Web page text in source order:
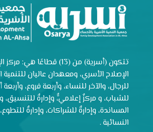
تتكون (أسرية) من (13) قطاعًا
الإصلاح الأسري، ومعهدان عاليان للتنمية
للرجال، والآخر للنساء، وأربعة فروع، وأربعة
للشباب، و مركزٌ إعلاميٌّ، وإدارةٌ للتنسيق،
المساندة، وإدارةٌ للشراكات، وإدارةٌ للتطوع،
النسائية .